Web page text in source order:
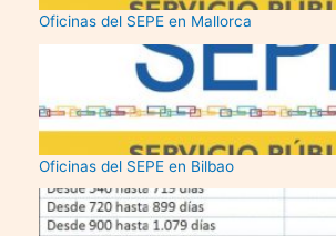
Oficinas del SEPE en Mallorca
Oficinas del SEPE en Bilbao